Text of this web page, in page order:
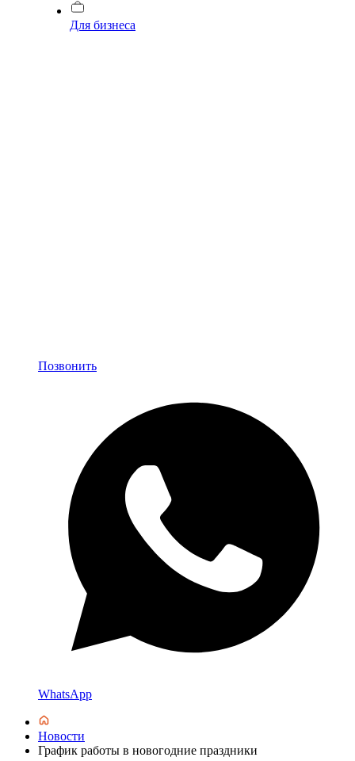
Для бизнеса
Позвонить
WhatsApp
Новости
График работы в новогодние праздники